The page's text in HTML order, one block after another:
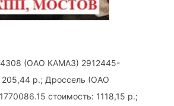
4308 (ОАО КАМАЗ) 2912445-
205,44 р.; Дроссель (ОАО
стоимость: 1118,15 р.;